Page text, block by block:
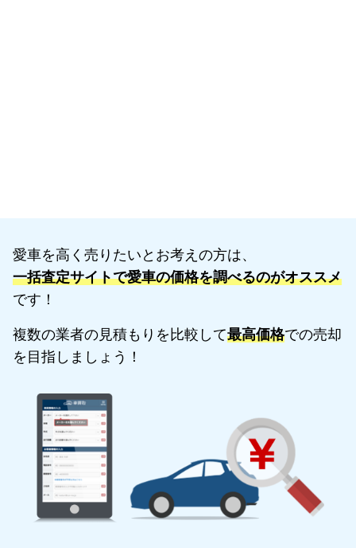
愛車を高く売りたいとお考えの方は、
一括査定サイトで愛車の価格を調べるのがオススメ
です！
複数の業者の見積もりを比較して最高価格での売却
を目指しましょう！